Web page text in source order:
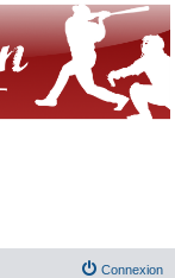
Connexion